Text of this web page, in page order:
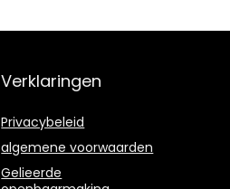
Verklaringen
Privacybeleid
algemene voorwaarden
Gelieerde